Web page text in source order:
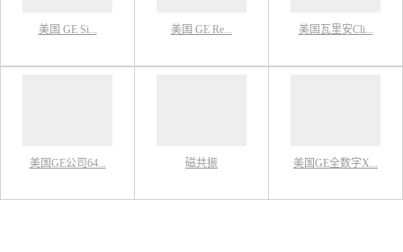
美国 GE Si... 美国 GE Re... 美国瓦里安Cli...
美国GE公司64... 磁共振 美国GE全数字X...